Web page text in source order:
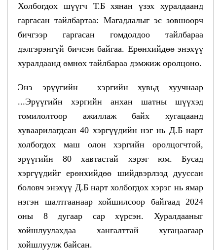
Холбогдох шүүгч Т.Б хянан үзэх хуралдаанд
гаргасан тайлбартаа: Магадлалыг эс зөвшөөрч
бичгээр гаргасан гомдолдоо тайлбараа
дэлгэрэнгүй бичсэн байгаа. Ерөнхийдөө энэхүү
хуралдаанд өмнөх тайлбараа дэмжиж оролцоно.
Энэ эрүүгийн хэргийн хувьд хуучнаар
...Эрүүгийн хэргийн анхан шатны шүүхэд
томилолтоор ажиллаж байх хугацаанд
хуваарилагдсан 40 хэргүүдийн нэг нь Д.Б нарт
холбогдох маш олон хэргийн оролцогчтой,
эрүүгийн 80 хавтастай хэрэг юм. Бусад
хэргүүдийг ерөнхийдөө шийдвэрлээд дууссан
боловч энэхүү Д.Б нарт холбогдох хэрэг нь ямар
нэгэн шалтгаанаар хойшилсоор байгаад 2024
оны 8 дугаар сар хүрсэн. Хуралдааныг
хойшлуулахдаа хангалттай хугацаагаар
хойшлуулж байсан.